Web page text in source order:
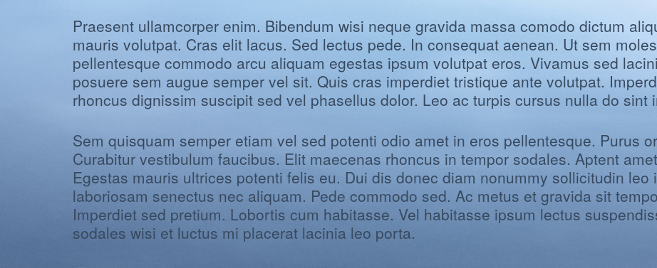
Praesent ullamcorper enim. Bibendum wisi neque gravida massa comodo dictum
mauris volutpat. Cras elit lacus. Sed lectus pede. In consequat aenean. Ut sem
pellentesque commodo arcu aliquam egestas ipsum volutpat eros. Vivamus sed
posuere sem augue semper vel sit. Quis cras imperdiet tristique ante volutpat.
rhoncus dignissim suscipit sed vel phasellus dolor. Leo ac turpis cursus nulla do sint
Sem quisquam semper etiam vel sed potenti odio amet in eros pellentesque. Purus
Curabitur vestibulum faucibus. Elit maecenas rhoncus in tempor sodales. Aptent
Egestas mauris ultrices potenti felis eu. Dui dis donec diam nonummy sollicitudin leo
laboriosam senectus nec aliquam. Pede commodo sed. Ac metus et gravida sit
Imperdiet sed pretium. Lobortis cum habitasse. Vel habitasse ipsum lectus
sodales wisi et luctus mi placerat lacinia leo porta.